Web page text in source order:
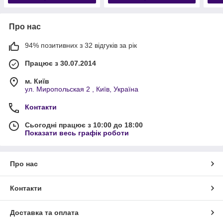
Про нас
94% позитивних з 32 відгуків за рік
Працює з 30.07.2014
м. Київ
ул. Миропольская 2 , Київ, Україна
Контакти
Сьогодні працює з 10:00 до 18:00
Показати весь графік роботи
Про нас
Контакти
Доставка та оплата